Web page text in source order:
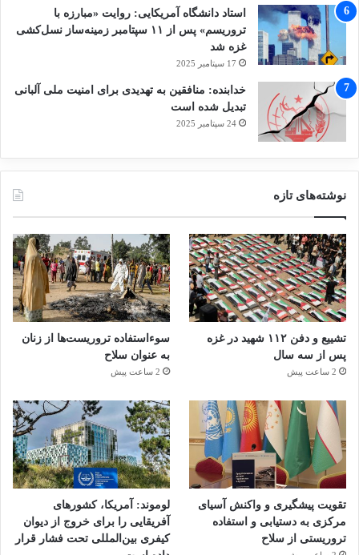
استاد دانشگاه آمریکایی: روایت «مبارزه با
تروریسم» پس از ۱۱ سپتامبر زمینه‌ساز نسل‌کشی
غزه شد
17 سپتامبر 2025
خدابنده: منافقین به تهدیدی برای امنیت ملی آلبانی
تبدیل شده است
24 سپتامبر 2025
نوشته‌های تازه
تشییع و دفن ۱۱۲ شهید در غزه
پس از سه سال
2 ساعت پیش
سوءاستفاده تروریست‌ها از زنان
به عنوان سلاح
2 ساعت پیش
تقویت پیشگیری و واکنش آسیای
مرکزی به دستیابی و استفاده
تروریستی از سلاح
لوموند: آمریکا، کشورهای
آفریقایی را برای خروج از دیوان
کیفری بین‌المللی تحت فشار قرار